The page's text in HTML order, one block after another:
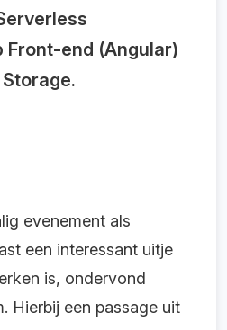
Front-end (Angular)
evenement als
een interessant uitje
is, ondervond
Hierbij een passage uit